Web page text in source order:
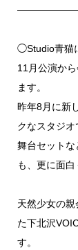
◯Studio青猫
11月公演か
ます。
昨年8月に新
クなスタジオ
舞台セットな
も、更に面白
天然少女の
た下北沢
す。